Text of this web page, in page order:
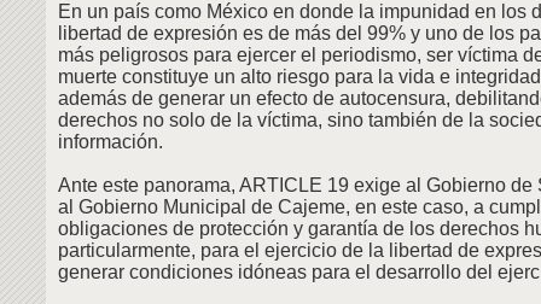
En un país como México en donde la impunidad en los
libertad de expresión es de más del 99% y uno de los
más peligrosos para ejercer el periodismo, ser víctima
muerte constituye un alto riesgo para la vida e
además de generar un efecto de autocensura,
derechos no solo de la víctima, sino también de la
información.
Ante este panorama, ARTICLE 19 exige al Gobierno de
al Gobierno Municipal de Cajeme, en este caso, a
obligaciones de protección y garantía de los derechos
particularmente, para el ejercicio de la libertad de
generar condiciones idóneas para el desarrollo del